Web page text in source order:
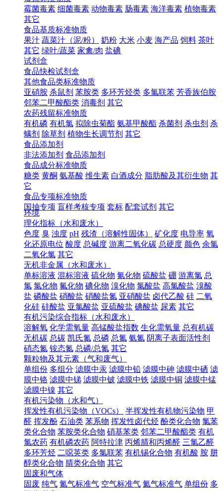
霉菌毒素 细菌毒素 动物毒素 肠毒素 海洋毒素 植物毒素
其它
食品基质标准物质
果汁 蔬菜汁（泥/粉） 奶粉 大米 小麦 海产品 饲料 茶叶
其它 绿叶/蔬菜 家禽/肉 盐碘
试剂盒
食品快检试剂盒
其他食品类标准物质
亚硝胺 杀鼠剂 苯胺类 多环芳烃类 多氯联苯 芳香族伯胺
邻苯二甲酸酯类 消毒剂 其它
农药残留标准物质
有机磷 有机氯 拟除虫菊酯 氨基甲酸酯 杀菌剂 杀虫剂 杀
螨剂 除草剂 植物生长调节剂 其它
食品添加剂
非法添加剂 食品添加剂
食品成分标准物质
糖类 黄酮 氨基酸 维生素 白酒成分 脂肪酸及其衍生物 其
它
食品专项标准物质
国抽专项 盲样考核专项 套标 配套试剂 其它
环境
理化指标（水和废水）
色度 臭 浊度 pH 残渣（溶解性固体） 矿化度 电导率 氧
化还原电位 酸度 总碱度 游离二氧化碳 总硬度 颜色 余氯
二氧化氯 其它
无机非金属（水和废水）
单标溶液 混标溶液 硫化物 氰化物 硫酸盐 硼 游离氯 总
氯 氯化物 氟化物 碘化物 溴化物 氯酸盐 高氯酸盐 溴酸
盐 磷酸盐 硝酸盐 硝酸盐氮 亚硝酸盐 卤代乙酸 硅 二氧
化硅 硅酸盐 亚氯酸盐 亚硫酸盐 碘酸盐 尿素 其它
有机污染综合指标（水和废水）
溶解氧 化学需氧量 高锰酸盐指数 生化需氧量 总有机碳
无机碳 总碳 凯氏氮 总磷 总氮 氨氮 阴离子表面活性剂
硝态氮 铵态氮 总磷/总氮 其它
颗粒物及其元素（气和废气）
单组份 多组分 滤膜中汞 滤膜中铅 滤膜中砷 滤膜中硒 滤
膜中铬 滤膜中锑 滤膜中铍 滤膜中铁 滤膜中铜 滤膜中锰
滤膜中镍 其它
有机污染物（水和气）
挥发性有机污染物（VOCs）
半挥发性有机物污染物 甲
醛 挥发酚 石油类 苯系物 挥发性卤代烃 酚类化合物 氯苯
类化合物 苯胺类化合物 硝基苯类 邻苯二甲酸酯类 有机
氯农药 有机磷农药 阿特拉津 丙烯腈和丙烯醛 三氯乙醛
多环芳烃 二噁英类 多氯联苯 有机锡化合物 有机酸 胺 肼
醇类化合物 腈类化合物 其它
固废和气体
固废 纯气 氮气标准气 空气标准气 氦气标准气 单组份 多